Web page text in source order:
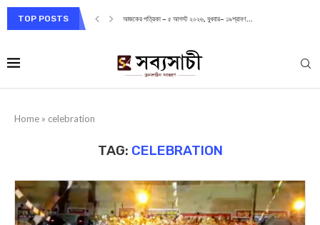
TOP POSTS আজকের পত্রিকা – ৫ আগস্ট ২০২৬, বুধবার– ১৯শ্রাবণ...
Home » celebration
TAG: CELEBRATION